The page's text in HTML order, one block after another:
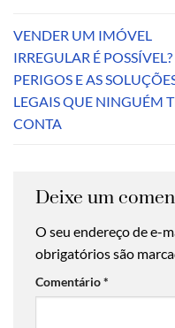
VENDER UM IMÓVEL
IRREGULAR É POSSÍVEL?
PERIGOS E AS
LEGAIS QUE NINGUÉM
CONTA
Deixe um
O seu endereço de e-
obrigatórios são
Comentário*